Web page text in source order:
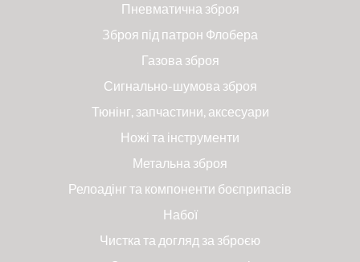
Пневматична зброя
Зброя під патрон Флобера
Газова зброя
Сигнально-шумова зброя
Тюнінг, запчастини, аксесуари
Ножі та інструменти
Метальна зброя
Релоадінг та компоненти боєприпасів
Набої
Чистка та догляд за зброєю